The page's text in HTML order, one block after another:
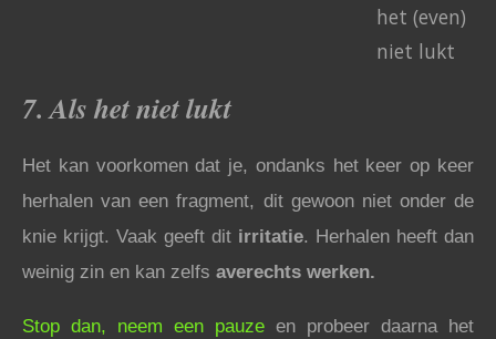
het (even)
niet lukt
7. Als het niet lukt
Het kan voorkomen dat je, ondanks het keer op keer
herhalen van een fragment, dit gewoon niet onder de
knie krijgt. Vaak geeft dit irritatie. Herhalen heeft dan
weinig zin en kan zelfs averechts werken.
Stop dan, neem een pauze en probeer daarna het